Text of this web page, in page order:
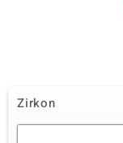
Zirkon